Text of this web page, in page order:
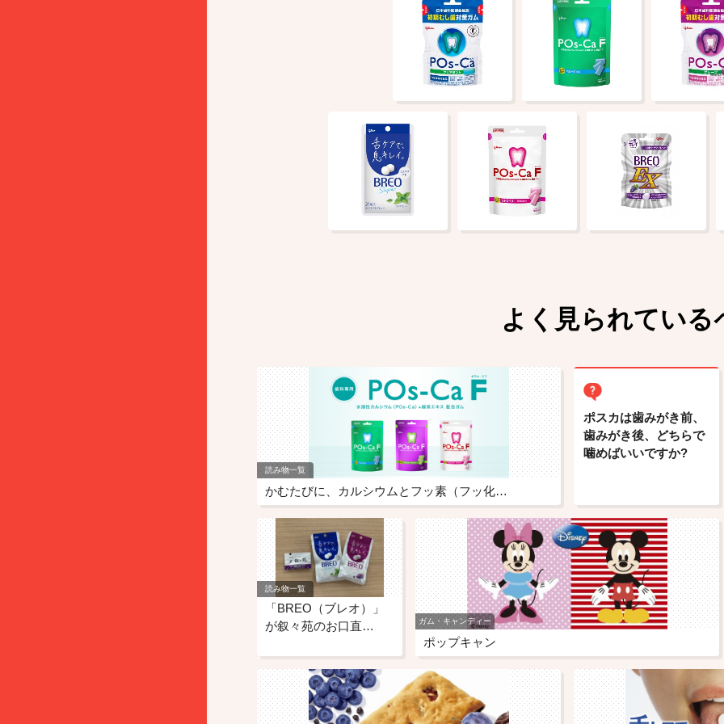
よく見られている
読み物一覧
かむたびに、カルシウムとフッ素（フッ化…
ポスカは歯みがき前、
歯みがき後、どちらで
噛めばいいですか?
読み物一覧
「BREO（ブレオ）」
が叙々苑のお口直…
ガム・キャンディー
ポップキャン